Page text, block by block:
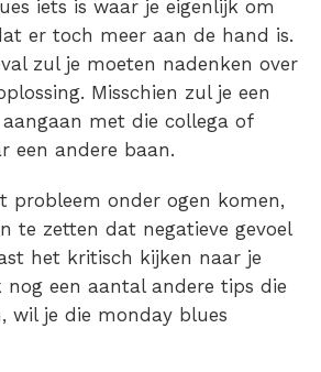
iets is waar je eigenlijk om
er toch meer aan de hand is.
zul je moeten nadenken over
Misschien zul je een
met die collega of
een andere baan.
probleem onder ogen komen,
te zetten dat negatieve gevoel
het kritisch kijken naar je
nog een aantal andere tips die
wil je die monday blues